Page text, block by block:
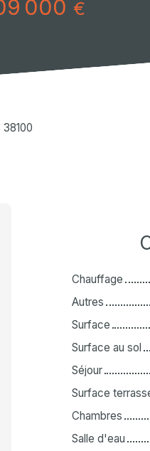
000 €
Chauffage
Autres
Surface
Surface au sol
Séjour
Surface
Chambres
Salle d'eau